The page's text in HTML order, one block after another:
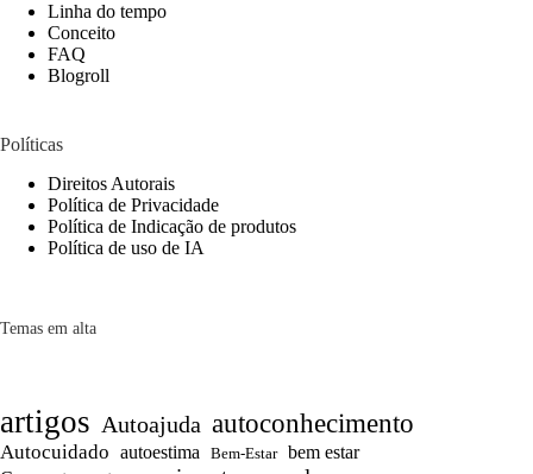
Linha do tempo
Conceito
FAQ
Blogroll
Políticas
Direitos Autorais
Política de Privacidade
Política de Indicação de produtos
Política de uso de IA
Temas em alta
artigos Autoajuda autoconhecimento
Autocuidado autoestima Bem-Estar bem estar